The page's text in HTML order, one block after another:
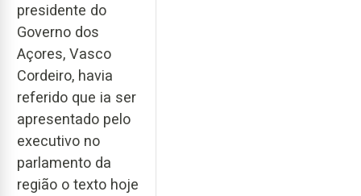
presidente do
Governo dos
Açores, Vasco
Cordeiro, havia
referido que ia ser
apresentado pelo
executivo no
parlamento da
região o texto hoje